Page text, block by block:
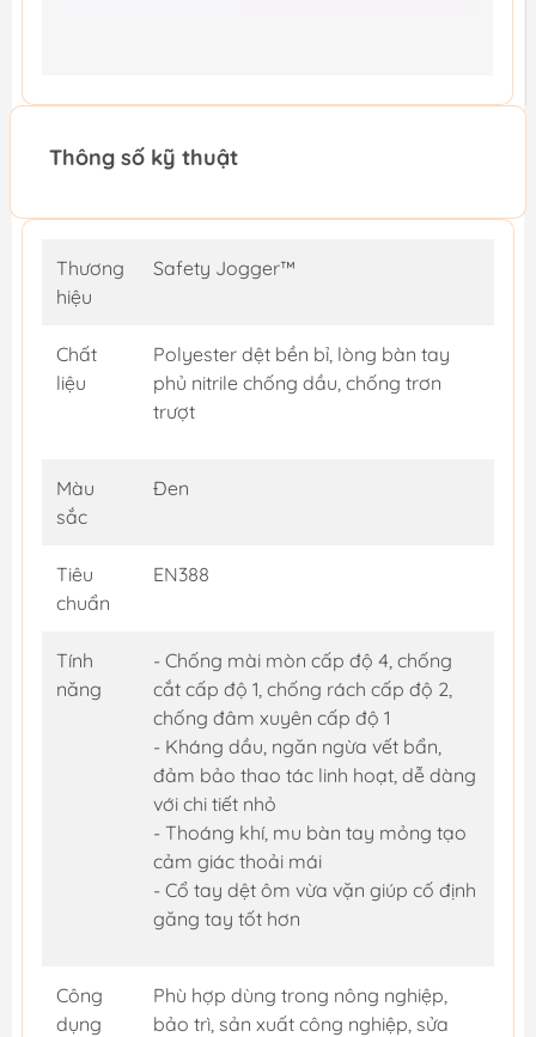
Thông số kỹ thuật
Thương
hiệu
Safety Jogger™
Chất
liệu
Polyester dệt bền bỉ, lòng bàn tay
phủ nitrile chống dầu, chống trơn
trượt
Màu
sắc
Đen
Tiêu
chuẩn
EN388
Tính
năng
- Chống mài mòn cấp độ 4, chống
cắt cấp độ 1, chống rách cấp độ 2,
chống đâm xuyên cấp độ 1
- Kháng dầu, ngăn ngừa vết bẩn,
đảm bảo thao tác linh hoạt, dễ dàng
với chi tiết nhỏ
- Thoáng khí, mu bàn tay mỏng tạo
cảm giác thoải mái
- Cổ tay dệt ôm vừa vặn giúp cố định
găng tay tốt hơn
Công
dụng
Phù hợp dùng trong nông nghiệp,
bảo trì, sản xuất công nghiệp, sửa